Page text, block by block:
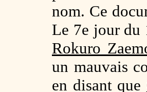
nom. Ce
Le 7e jour du
Rokuro
un mauvais
en disant que